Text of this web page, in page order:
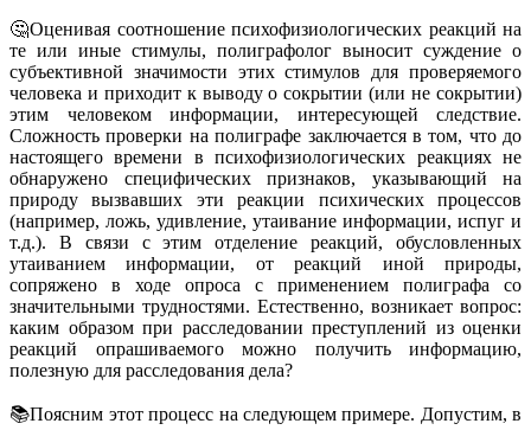
🤔Оценивая соотношение психофизиологических реакций на
те или иные стимулы, полиграфолог выносит суждение о
субъективной значимости этих стимулов для проверяемого
человека и приходит к выводу о сокрытии (или не сокрытии)
этим человеком информации, интересующей следствие.
Сложность проверки на полиграфе заключается в том, что до
настоящего времени в психофизиологических реакциях не
обнаружено специфических признаков, указывающий на
природу вызвавших эти реакции психических процессов
(например, ложь, удивление, утаивание информации, испуг и
т.д.). В связи с этим отделение реакций, обусловленных
утаиванием информации, от реакций иной природы,
сопряжено в ходе опроса с применением полиграфа со
значительными трудностями. Естественно, возникает вопрос:
каким образом при расследовании преступлений из оценки
реакций опрашиваемого можно получить информацию,
полезную для расследования дела?
📚Поясним этот процесс на следующем примере. Допустим, в